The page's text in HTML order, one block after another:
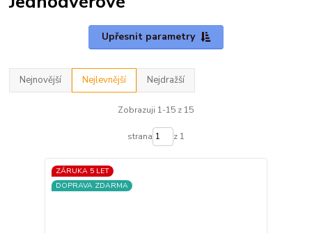
Upřesnit parametry
Nejnovější Nejlevnější Nejdražší
Zobrazuji 1-15 z 15
strana z 1
ZÁRUKA 5 LET
DOPRAVA ZDARMA